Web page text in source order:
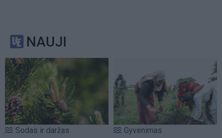
NAUJI
Sodas ir daržas Gyvenimas